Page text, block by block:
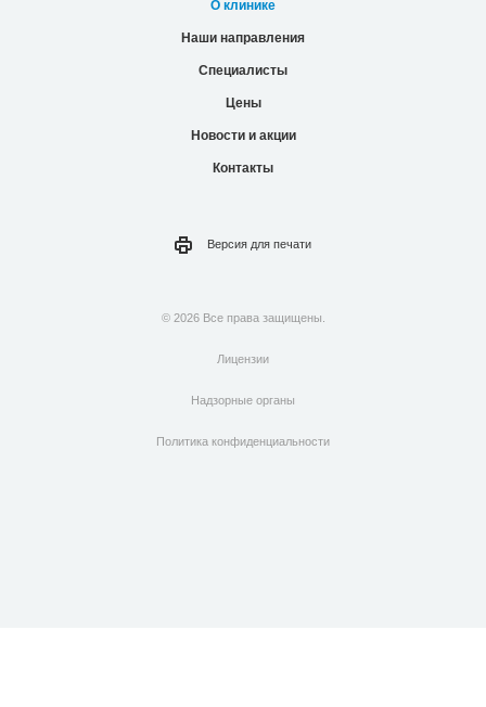
О клинике
Наши направления
Специалисты
Цены
Новости и акции
Контакты
Версия для печати
© 2026 Все права защищены.
Лицензии
Надзорные органы
Политика конфиденциальности